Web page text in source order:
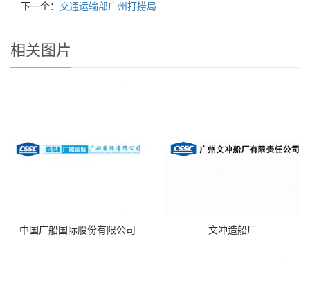
下一个： 交通运输部广州打捞局
相关图片
中国广船国际股份有限公司 文冲造船厂